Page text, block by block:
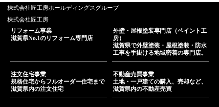
株式会社匠工房ホールディングスグループ
株式会社匠工房
リフォーム事業
滋賀県No.1のリフォーム専門店
外壁・屋根塗装専門店（ペイント工
房）
滋賀県で外壁塗装・屋根塗装・防水
工事を手掛ける地域密着の専門店。
注文住宅事業
規格住宅からフルオーダー住宅まで
滋賀県内の注文住宅
不動産売買事業
土地・一戸建ての購入、売却など、
滋賀県内の不動産売買